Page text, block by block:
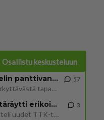
Osallistu keskusteluun
Muistatko Mikkelin panttivankidraaman?
Uusi draamasarja järkyttävästä tapauksesta on tulossa. Tositapahtumiin perustuva sarja ammentaa vuoden 1986 Mikkelin pan
57
Ernest Lawson täräytti erikoisen heiton TTK-lehdistötilaisuudessa: " Onko tässä tarkoituksena...?"
Ernest Lawson esitteli uudet TTK-tähtioppilaat ja opettajat torstaina 6.8. lehdistölle. Tulevalla kaudella on yksi hausk
3